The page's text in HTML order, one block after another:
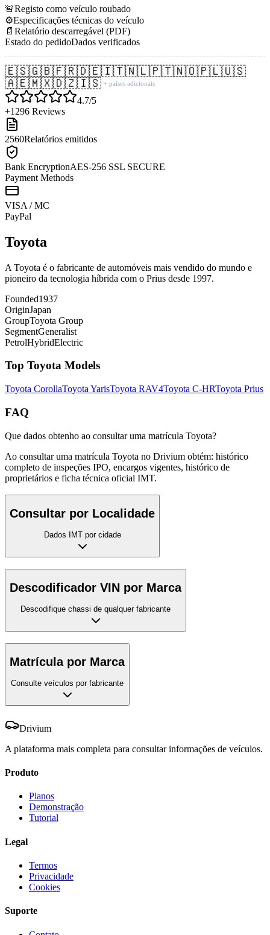
🚨Registo como veículo roubado
⚙️Especificações técnicas do veículo
📄 Relatório descarregável (PDF)
Estado do pedidoDados verificados
🇪🇸🇬🇧🇫🇷🇩🇪🇮🇹🇳🇱🇵🇹🇳🇴🇵🇱🇺🇸
🇦🇪🇲🇽🇩🇿🇮🇸 + países adicionais
4.7/5
+1296 Reviews
2560Relatórios emitidos
Bank EncryptionAES-256 SSL SECURE
Payment Methods
VISA / MC
PayPal
Toyota
A Toyota é o fabricante de automóveis mais vendido do mundo e
pioneiro da tecnologia híbrida com o Prius desde 1997.
Founded1937
OriginJapan
GroupToyota Group
SegmentGeneralist
PetrolHybridElectric
Top Toyota Models
Toyota CorollaToyota YarisToyota RAV4Toyota C-HRToyota Prius
FAQ
Que dados obtenho ao consultar uma matrícula Toyota?
Ao consultar uma matrícula Toyota no Drivium obtém: histórico
completo de inspeções IPO, encargos vigentes, histórico de
proprietários e ficha técnica oficial IMT.
Consultar por Localidade
Dados IMT por cidade
Descodificador VIN por Marca
Descodifique chassi de qualquer fabricante
Matrícula por Marca
Consulte veículos por fabricante
Drivium
A plataforma mais completa para consultar informações de veículos.
Produto
Planos
Demonstração
Tutorial
Legal
Termos
Privacidade
Cookies
Suporte